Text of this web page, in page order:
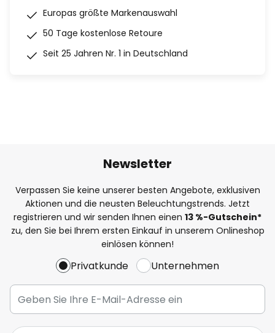
Europas größte Markenauswahl
50 Tage kostenlose Retoure
Seit 25 Jahren Nr. 1 in Deutschland
Newsletter
Verpassen Sie keine unserer besten Angebote, exklusiven
Aktionen und die neusten Beleuchtungstrends. Jetzt
registrieren und wir senden Ihnen einen 13 %-Gutschein*
zu, den Sie bei Ihrem ersten Einkauf in unserem Onlineshop
einlösen können!
Privatkunde Unternehmen